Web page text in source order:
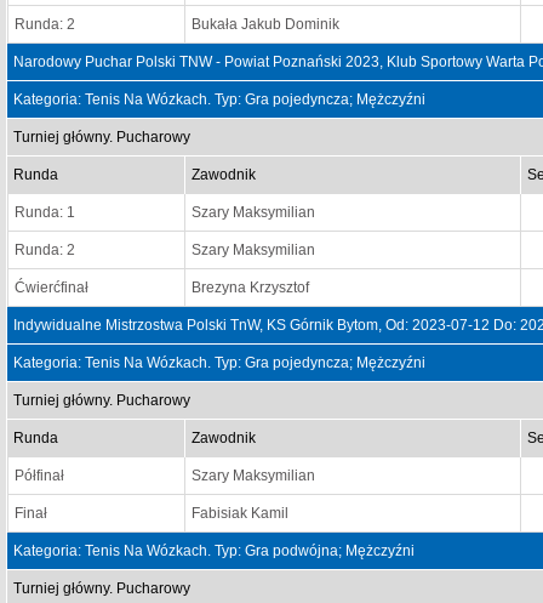
Runda: 2 Bukała Jakub Dominik
Narodowy Puchar Polski TNW - Powiat Poznański 2023, Klub Sportowy Warta
Kategoria: Tenis Na Wózkach. Typ: Gra pojedyncza; Mężczyźni
Turniej główny. Pucharowy
Runda Zawodnik
Runda: 1 Szary Maksymilian
Runda: 2 Szary Maksymilian
Ćwierćfinał Brezyna Krzysztof
Indywidualne Mistrzostwa Polski TnW, KS Górnik Bytom, Od: 2023-07-12 Do:
Kategoria: Tenis Na Wózkach. Typ: Gra pojedyncza; Mężczyźni
Turniej główny. Pucharowy
Runda Zawodnik
Półfinał Szary Maksymilian
Finał Fabisiak Kamil
Kategoria: Tenis Na Wózkach. Typ: Gra podwójna; Mężczyźni
Turniej główny. Pucharowy